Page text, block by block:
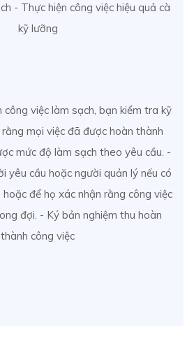
- Thực hiện công việc hiệu quả cà
kỹ lưỡng
công việc làm sạch, bạn kiểm tra kỹ
mọi việc đã được hoàn thành
mức độ làm sạch theo yêu cầu. -
yêu cầu hoặc người quản lý nếu có
để họ xác nhận rằng công việc
đợi. - Ký bản nghiệm thu hoàn
thành công việc